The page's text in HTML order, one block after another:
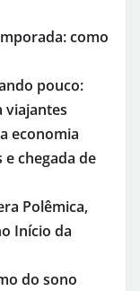
como
pouco:
viajantes
economia
chegada de
Polêmica,
Início da
do sono